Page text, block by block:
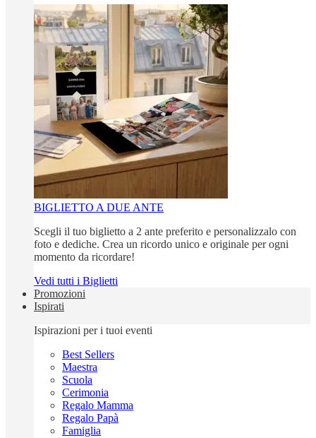
BIGLIETTO A DUE ANTE
Scegli il tuo biglietto a 2 ante preferito e personalizzalo con
foto e dediche. Crea un ricordo unico e originale per ogni
momento da ricordare!
Vedi tutti i Biglietti
Promozioni
Ispirati
Ispirazioni per i tuoi eventi
Best Sellers
Maestra
Scuola
Cerimonia
Regalo Mamma
Regalo Papà
Famiglia